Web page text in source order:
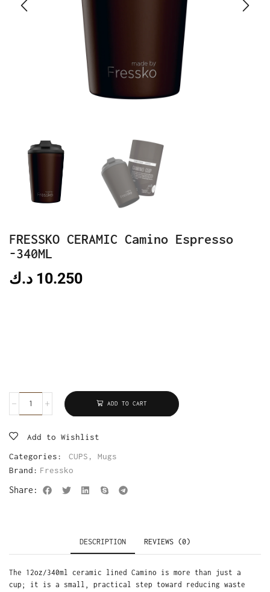
FRESSKO CERAMIC Camino Espresso
-340ML
10.250 د.ك
ADD TO CART
Add to Wishlist
Categories:
CUPS , Mugs
Brand: Fressko
Share:
DESCRIPTION REVIEWS (0)
The 12oz/340ml ceramic lined Camino is more than just a
cup; it is a small, practical step toward reducing waste